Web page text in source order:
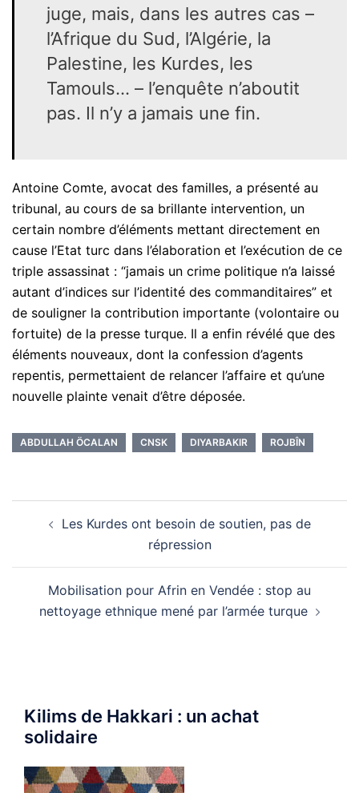
juge, mais, dans les autres cas –
l’Afrique du Sud, l’Algérie, la
Palestine, les Kurdes, les
Tamouls… – l’enquête n’aboutit
pas. Il n’y a jamais une fin.
Antoine Comte, avocat des familles, a présenté au
tribunal, au cours de sa brillante intervention, un
certain nombre d’éléments mettant directement en
cause l’Etat turc dans l’élaboration et l’exécution de ce
triple assassinat : “jamais un crime politique n’a laissé
autant d’indices sur l’identité des commanditaires” et
de souligner la contribution importante (volontaire ou
fortuite) de la presse turque. Il a enfin révélé que des
éléments nouveaux, dont la confession d’agents
repentis, permettaient de relancer l’affaire et qu’une
nouvelle plainte venait d’être déposée.
ABDULLAH ÖCALAN CNSK DIYARBAKIR ROJBÎN
d’articleLes Kurdes ont besoin de soutien, pas de
répression
Mobilisation pour Afrin en Vendée : stop au
nettoyage ethnique mené par l’armée turque
Kilims de Hakkari : un achat
solidaire